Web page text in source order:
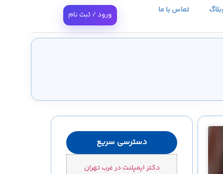
تماس با ما ورود / ثبت نام
دسترسی سریع
دکتر ایمپلنت در غرب تهران